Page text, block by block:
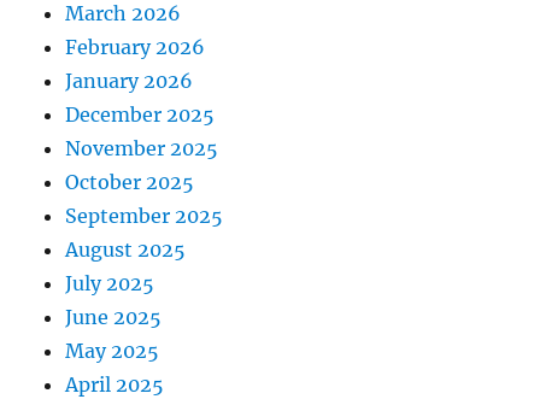
March 2026
February 2026
January 2026
December 2025
November 2025
October 2025
September 2025
August 2025
July 2025
June 2025
May 2025
April 2025